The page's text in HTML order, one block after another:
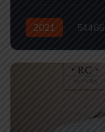
2021